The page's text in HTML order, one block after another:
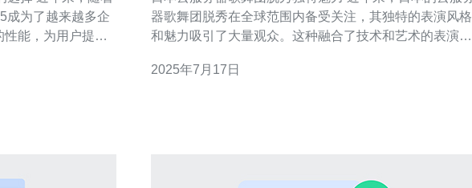
成为了越来越多企
能，为用户提供
器歌舞团脱秀在全球范围内备受关注，其独特的表演风格
和魅力吸引了大量观众。这种融合了技术和艺术的表演形
舞团脱秀的表演风格独具特色，通过将技术和舞蹈相结
2025年7月17日